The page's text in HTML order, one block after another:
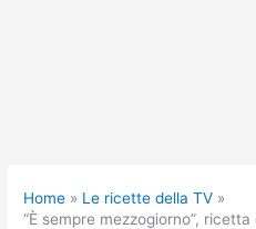
Home
Le ricette della TV
“È sempre mezzogiorno”,